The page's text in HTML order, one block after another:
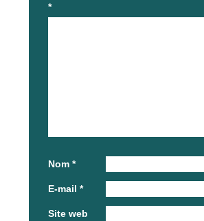
*
Nom *
E-mail *
Site web